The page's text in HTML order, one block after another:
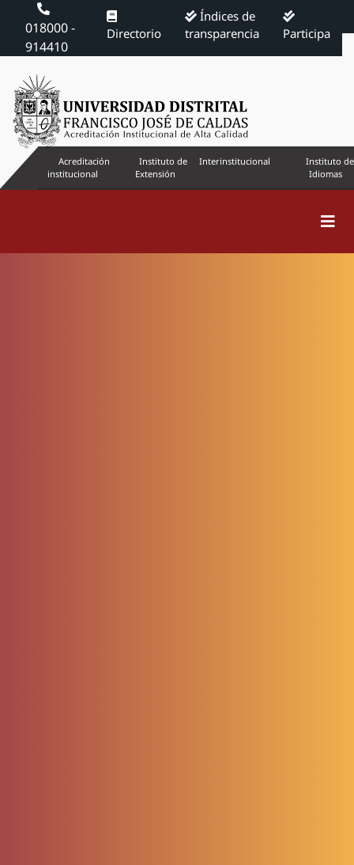
018000 -
914410
Directorio
Índices de
transparencia
Participa
Acreditación
institucional
Instituto de
Extensión
Interinstitucional
Instituto de
Idiomas